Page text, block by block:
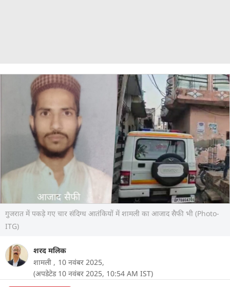
गुजरात में पकड़े गए चार संदिग्ध आतंकियों में शामली का आजाद सैफी भी (Photo-
ITG)
शरद मलिक
शामली , 10 नवंबर 2025,
(अपडेटेड 10 नवंबर 2025, 10:54 AM IST)